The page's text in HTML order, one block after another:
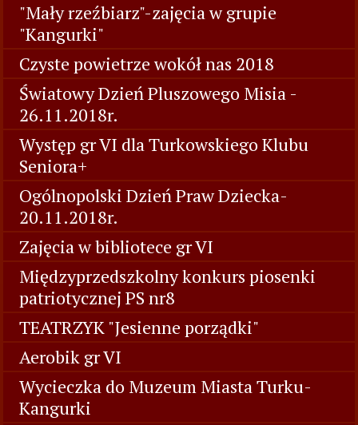
"Mały rzeźbiarz"-zajęcia w grupie
"Kangurki"
Czyste powietrze wokół nas 2018
Światowy Dzień Pluszowego Misia -
26.11.2018r.
Występ gr VI dla Turkowskiego Klubu
Seniora+
Ogólnopolski Dzień Praw Dziecka-
20.11.2018r.
Zajęcia w bibliotece gr VI
Międzyprzedszkolny konkurs piosenki
patriotycznej PS nr8
TEATRZYK "Jesienne porządki"
Aerobik gr VI
Wycieczka do Muzeum Miasta Turku-
Kangurki